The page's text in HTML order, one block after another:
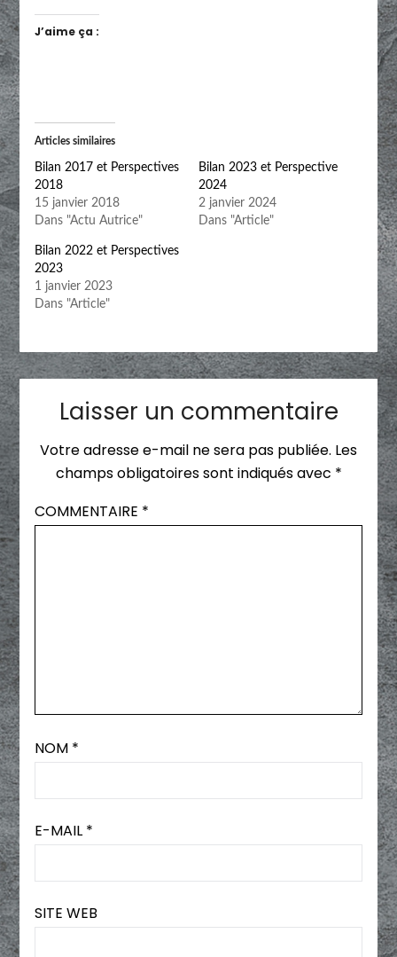
J’aime ça :
Articles similaires
Bilan 2017 et Perspectives
2018
15 janvier 2018
Dans "Actu Autrice"
Bilan 2023 et Perspective
2024
2 janvier 2024
Dans "Article"
Bilan 2022 et Perspectives
2023
1 janvier 2023
Dans "Article"
Laisser un commentaire
Votre adresse e-mail ne sera pas publiée. Les
champs obligatoires sont indiqués avec *
COMMENTAIRE *
NOM *
E-MAIL *
SITE WEB